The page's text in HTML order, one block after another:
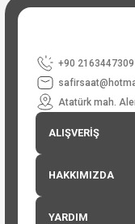
+90 2163447309
Atatürk mah.
ALIŞVERİŞ
HAKKIMIZDA
YARDIM